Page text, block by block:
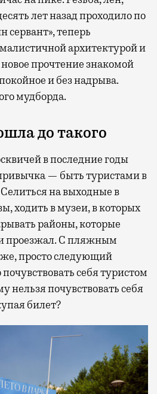
лет назад проходило по
сервант», теперь
архитектурой и
прочтение знакомой
и без надрыва.
мудборда.
до такого
в последние годы
— быть туристами в
на выходные в
ходить в музеи, в которых
районы, которые
проезжал. С пляжным
просто следующий
себя туристом
нельзя почувствовать себя
билет?